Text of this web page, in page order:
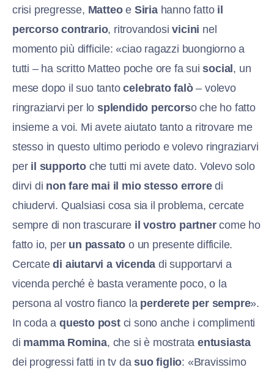
crisi pregresse, Matteoe Siriahanno fatto il
percorso contrario, ritrovandosivicini nel
momento più difficile: «ciao ragazzi buongiorno a
tutti – ha scritto Matteo poche ore fa suisocial , un
mese dopo il suo tantocelebrato falò– volevo
ringraziarvi per losplendido percorso che ho fatto
insieme a voi. Mi avete aiutato tanto a ritrovare me
stesso in questo ultimo periodo e volevo ringraziarvi
per il supporto che tutti mi avete dato. Volevo solo
dirvi di non fare mai il mio stesso erroredi
chiudervi. Qualsiasi cosa sia il problema, cercate
sempre di non trascurare il vostro partnercome ho
fatto io, per un passato o un presente difficile.
Cercatedi aiutarvi a vicenda di supportarvi a
vicenda perché è basta veramente poco, o la
persona al vostro fianco la perderete per sempre».
In coda a questo postci sono anche i complimenti
di mamma Romina, che si è mostrataentusiasta
dei progressi fatti in tv dasuo figlio: «Bravissimo